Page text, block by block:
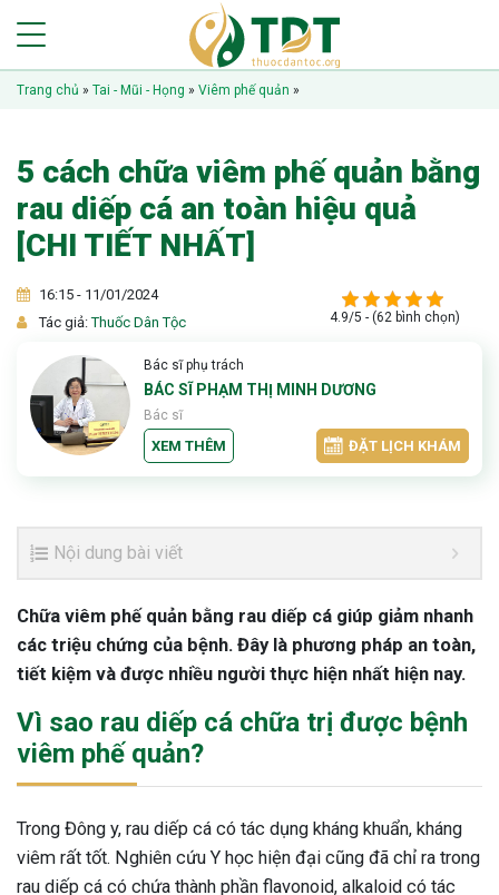
Trang chủ » Tai - Mũi - Họng » Viêm phế quản »
5 cách chữa viêm phế quản bằng
rau diếp cá an toàn hiệu quả
[CHI TIẾT NHẤT]
16:15 - 11/01/2024
Tác giả:Thuốc Dân Tộc 4.9/5 - (62 bình chọn)
Bác sĩ phụ trách
BÁC SĨ PHẠM THỊ MINH DƯƠNG
Bác sĩ
XEM THÊM ĐẶT LỊCH KHÁM
Nội dung bài viết
Chữa viêm phế quản bằng rau diếp cá giúp giảm nhanh
các triệu chứng của bệnh. Đây là phương pháp an toàn,
tiết kiệm và được nhiều người thực hiện nhất hiện nay.
Vì sao rau diếp cá chữa trị được bệnh
viêm phế quản?
Trong Đông y, rau diếp cá có tác dụng kháng khuẩn, kháng
viêm rất tốt. Nghiên cứu Y học hiện đại cũng đã chỉ ra trong
rau diếp cá có chứa thành phần flavonoid, alkaloid có tác